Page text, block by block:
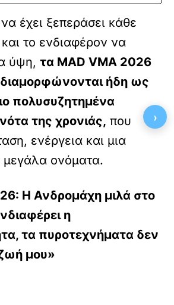
έχει ξεπεράσει κάθε
το ενδιαφέρον να
ύψη,τα MAD VMA 2026
ήδη ως
πολυσυζητημένα
της χρονιάς, που
ενέργεια και μια
μεγάλα ονόματα.
H Ανδρομάχη μιλά στο
η
τα πυροτεχνήματα δεν
μου»
›